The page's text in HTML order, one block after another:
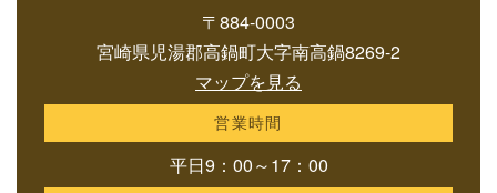
〒884-0003
宮崎県児湯郡高鍋町大字南高鍋8269-2
マップを見る
営業時間
平日9：00～17：00